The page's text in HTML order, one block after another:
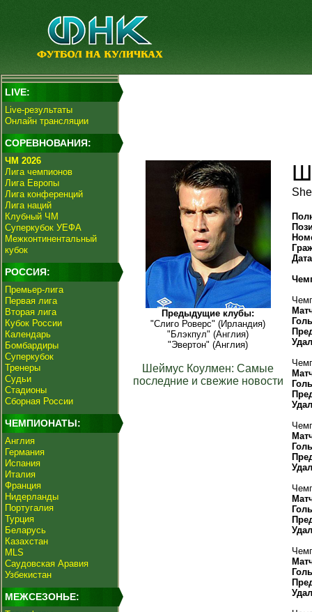
LIVE:
Live-результаты
Онлайн трансляции
СОРЕВНОВАНИЯ:
ЧМ 2026
Лига чемпионов
Лига Европы
Лига конференций
Лига наций
Клубный ЧМ
Суперкубок УЕФА
Межконтинентальный
кубок
РОССИЯ:
Премьер-лига
Первая лига
Вторая лига
Кубок России
Календарь
Бомбардиры
Суперкубок
Тренеры
Судьи
Стадионы
Сборная России
ЧЕМПИОНАТЫ:
Англия
Германия
Испания
Италия
Франция
Нидерланды
Португалия
Турция
Беларусь
Казахстан
MLS
Саудовская Аравия
Узбекистан
МЕЖСЕЗОНЬЕ:
Предыдущие клубы:
"Слиго Роверс" (Ирландия)
"Блэкпул" (Англия)
"Эвертон" (Англия)
Шеймус Коулмен: Самые
последние и свежие новости